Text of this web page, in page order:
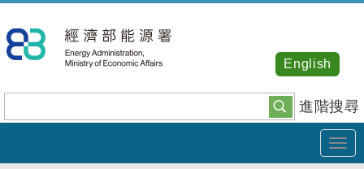
到
主
內
容
進階搜尋
English